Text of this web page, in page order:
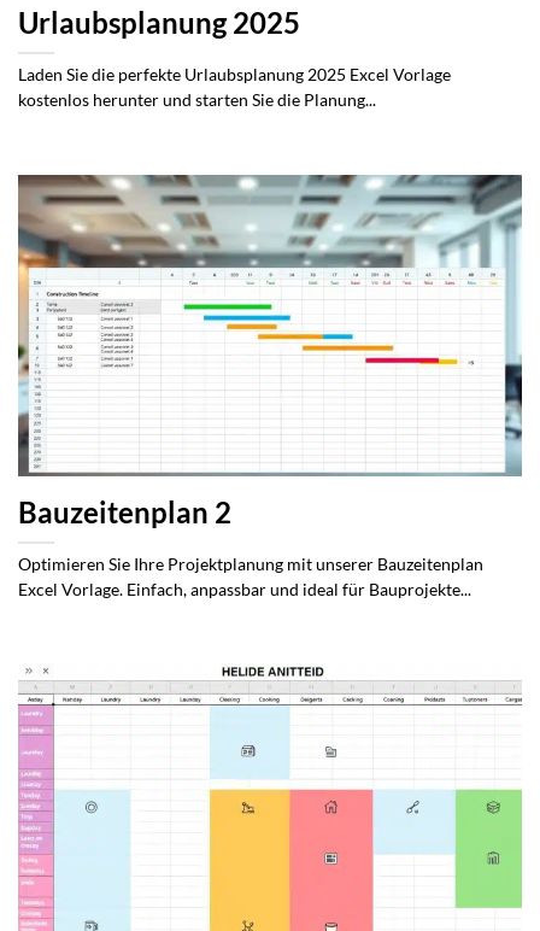
Urlaubsplanung 2025
Laden Sie die perfekte Urlaubsplanung 2025 Excel Vorlage
kostenlos herunter und starten Sie die Planung...
Bauzeitenplan 2
Optimieren Sie Ihre Projektplanung mit unserer Bauzeitenplan
Excel Vorlage. Einfach, anpassbar und ideal für Bauprojekte...